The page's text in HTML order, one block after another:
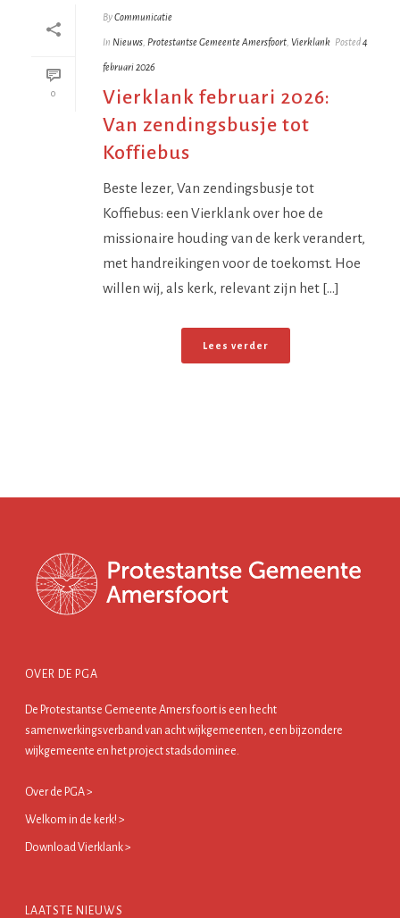
0
ByCommunicatie
In Nieuws, Protestantse Gemeente Amersfoort, Vierklank Posted4
februari 2026
Vierklank februari 2026:
Van zendingsbusje tot
Koffiebus
Beste lezer, Van zendingsbusje tot
Koffiebus: een Vierklank over hoe de
missionaire houding van de kerk verandert,
met handreikingen voor de toekomst. Hoe
willen wij, als kerk, relevant zijn het [...]
Lees verder
OVER DE PGA
De Protestantse Gemeente Amersfoort is een hecht
samenwerkingsverband van acht wijkgemeenten, een bijzondere
wijkgemeente en het project stadsdominee.
Over de PGA >
Welkom in de kerk! >
Download Vierklank >
LAATSTE NIEUWS